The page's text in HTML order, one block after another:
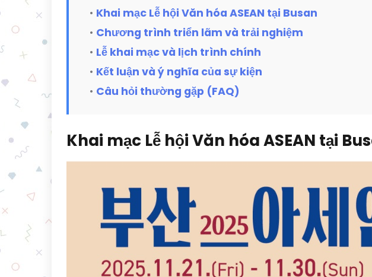
Khai mạc Lễ hội Văn hóa ASEAN tại Busan
Chương trình triển lãm và trải nghiệm
Lễ khai mạc và lịch trình chính
Kết luận và ý nghĩa của sự kiện
Câu hỏi thường gặp (FAQ)
Khai mạc Lễ hội Văn hóa ASEAN tại